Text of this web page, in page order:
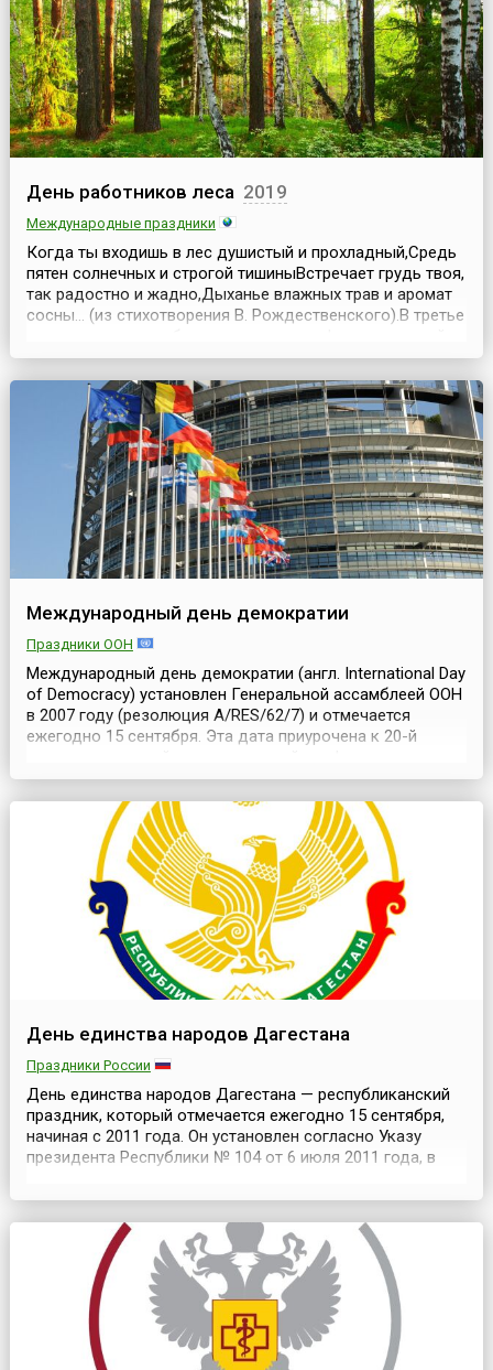
День работников леса 2019
Международные праздники
Когда ты входишь в лес душистый и прохладный,Средь
пятен солнечных и строгой тишиныВстречает грудь твоя,
так радостно и жадно,Дыханье влажных трав и аромат
сосны... (из стихотворения В. Рождественского).В третье
праздник людей, которые своим благородным трудом
сохраняют и приумножают лесные богатства планеты и
способствуют их рациональному...
Международный день демократии
Праздники ООН
Международный день демократии (англ. International Day
of Democracy) установлен Генеральной ассамблеей ООН
в 2007 году (резолюция A/RES/62/7) и отмечается
ежегодно 15 сентября. Эта дата приурочена к 20-й
и восстановленных демократий, которая отмечалась в
2008 году.ООН предложила государствам, а также
региональным, межправительственным и неправит...
День единства народов Дагестана
Праздники России
День единства народов Дагестана — республиканский
праздник, который отмечается ежегодно 15 сентября,
начиная с 2011 года. Он установлен согласно Указу
президента Республики № 104 от 6 июля 2011 года, в
народа Дагестана, и является официальным выходным
днём.События, к которым приурочен этот праздник,
произошли в 1741 году. В середине 18 века вели...